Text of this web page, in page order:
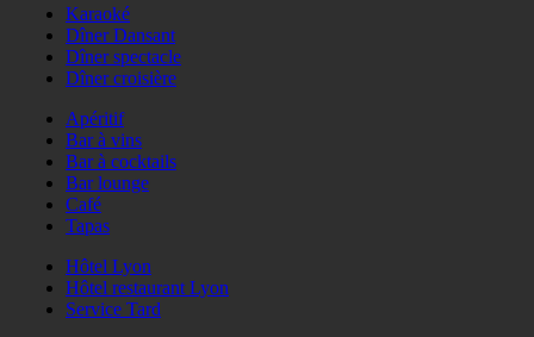
Karaoké
Dîner Dansant
Dîner spectacle
Dîner croisière
Apéritif
Bar à vins
Bar à cocktails
Bar lounge
Café
Tapas
Hôtel Lyon
Hôtel restaurant Lyon
Service Tard